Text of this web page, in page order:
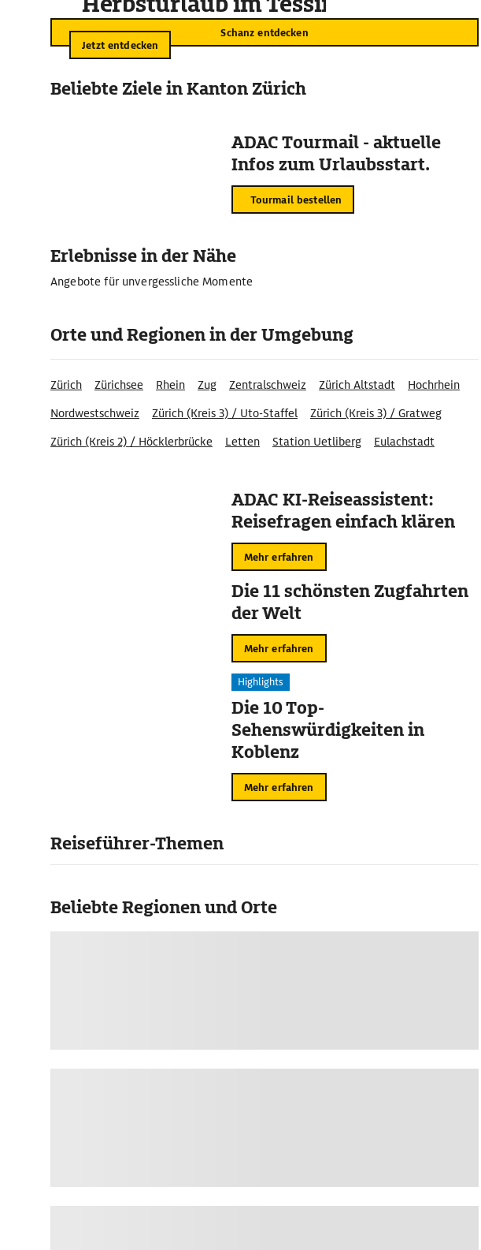
Schanz entdecken
Jetzt entdecken
Beliebte Ziele in Kanton Zürich
ADAC Tourmail - aktuelle
Infos zum Urlaubsstart.
Tourmail bestellen
Erlebnisse in der Nähe
Angebote für unvergessliche Momente
Orte und Regionen in der Umgebung
Zürich Zürichsee Rhein Zug Zentralschweiz Zürich Altstadt
Hochrhein
Nordwestschweiz
Zürich (Kreis 3) / Uto-Staffel
Zürich (Kreis 3) / Gratweg
Zürich (Kreis 2) / Höcklerbrücke
Letten Station Uetliberg Eulachstadt
ADAC KI-Reiseassistent:
Reisefragen einfach klären
Mehr erfahren
Die 11 schönsten Zugfahrten
der Welt
Mehr erfahren
Highlights
Die 10 Top-
Sehenswürdigkeiten in
Koblenz
Mehr erfahren
Reiseführer-Themen
Beliebte Regionen und Orte